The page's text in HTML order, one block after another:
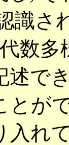
識さ
代数多
述で
とが
入れ